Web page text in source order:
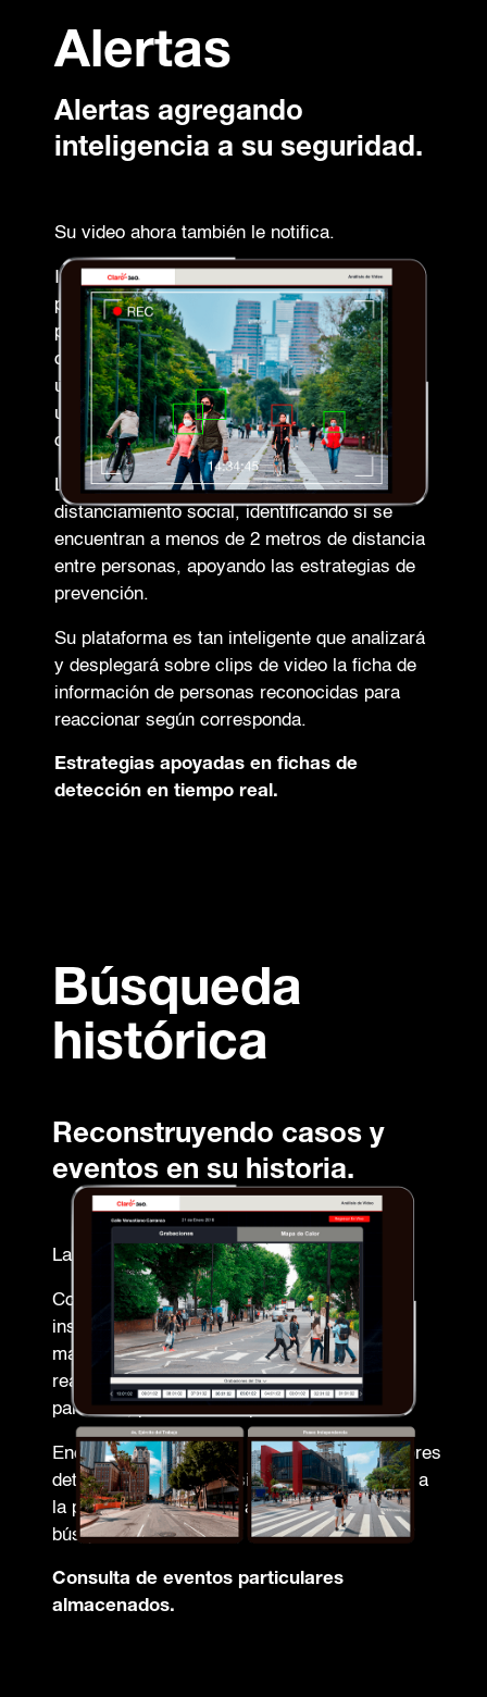
Alertas
Alertas agregando
inteligencia a su seguridad.
Su video ahora también le notifica.
Identifique comportamientos específicos y la
plataforma le notificará sobre la detección de
personas dentro del rango visual de sus
cámaras, realizando una captura y colocando
un marcador sobre el rostro de quien no esté
utilizando correctamente el cubrebocas o
cualquier otro elemento de protección.
Los analíticos cuentan con la detección de
distanciamiento social, identificando si se
encuentran a menos de 2 metros de distancia
entre personas, apoyando las estrategias de
prevención.
Su plataforma es tan inteligente que analizará
y desplegará sobre clips de video la ficha de
información de personas reconocidas para
reaccionar según corresponda.
Estrategias apoyadas en fichas de
detección en tiempo real.
Búsqueda
histórica
Reconstruyendo casos y
eventos en su historia.
La historia para recuperar eventos.
Conozca todo lo que ocurre en sus
instalaciones consultando el historial de
material registrado, alertas, detecciones
realizadas, conteos y más, de manera
particular, por vista o dependencia.
Encuentre los balances generales e indicadores
detectados por el análisis de video y acceda a
la plataforma conforme a través de la
búsqueda.
Consulta de eventos particulares
almacenados.